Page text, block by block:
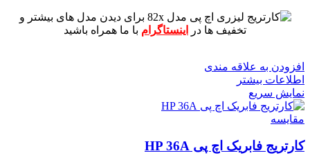
برای دیدن مدل های بیشتر و
تخفیف ها در
اینستاگرام با ما همراه باشید
افزودن به علاقه مندی
اطلاعات بیشتر
نمایش سریع
مقايسه
کارتریج فابریک اچ پی HP 36A